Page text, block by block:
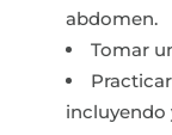
abdomen.
Tomar
incluyendo